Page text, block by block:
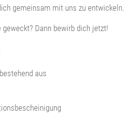
gemeinsam mit uns zu entwickeln.
Dann bewirb dich jetzt!
aus